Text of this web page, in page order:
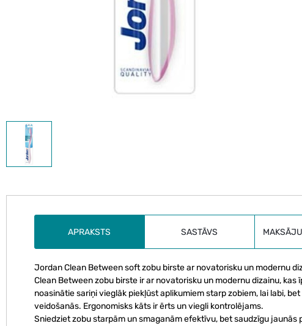
APRAKSTS SASTĀVS
Jordan Clean Between soft zobu birste ar novatorisku un modernu
Clean Between zobu birste ir ar novatorisku un modernu dizainu,
noasinātie sariņi vieglāk piekļūst aplikumiem starp zobiem, lai labi,
veidošanās. Ergonomisks kāts ir ērts un viegli kontrolējams.
Sniedziet zobu starpām un smaganām efektīvu, bet saudzīgu